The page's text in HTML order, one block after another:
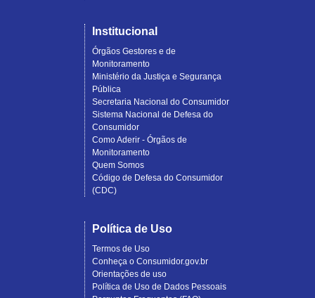
Institucional
Órgãos Gestores e de
Monitoramento
Ministério da Justiça e Segurança
Pública
Secretaria Nacional do Consumidor
Sistema Nacional de Defesa do
Consumidor
Como Aderir - Órgãos de
Monitoramento
Quem Somos
Código de Defesa do Consumidor
(CDC)
Política de Uso
Termos de Uso
Conheça o Consumidor.gov.br
Orientações de uso
Política de Uso de Dados Pessoais